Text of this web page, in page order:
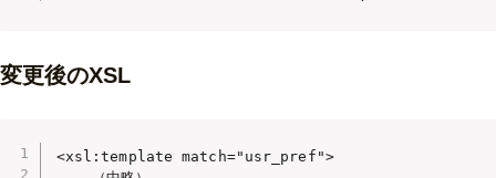
変更後のXSL
<xsl:template match="usr_pref">